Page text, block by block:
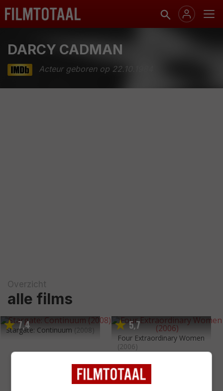
DARCY CADMAN
Acteur geboren op 22.10.1984
Overzicht
alle films
7,4
Stargate: Continuum (2008) 5,7
Four Extraordinary Women
(2006)